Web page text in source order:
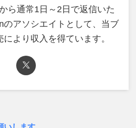
ら通常1日～2日で返信いた
のアソシエイトとして、当ブ
により収入を得ています。